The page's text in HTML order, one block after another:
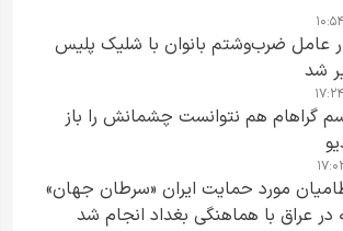
عامل ضرب‌وشتم بانوان با شلیک پلیس
شد
گراهام هم نتوانست چشمانش را باز
مورد حمایت ایران «سرطان جهان»
عراق با هماهنگی بغداد انجام شد